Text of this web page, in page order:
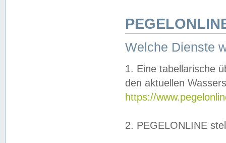
Welche Dienste
1. Eine tabellarische
den aktuellen
https://
2. PEGELONLINE